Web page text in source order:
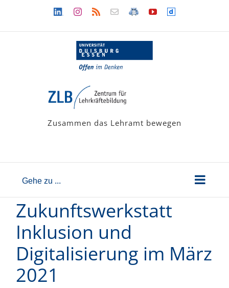
LinkedinInstagram
Rss Newsletter
LehramtsWiki
YouTubeDailymotion
Zusammen das Lehramt bewegen
Gehe zu ...
Zukunftswerkstatt
Inklusion und
Digitalisierung im März
2021